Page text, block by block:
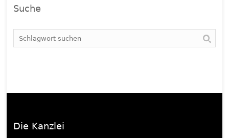
Suche
Die Kanzlei